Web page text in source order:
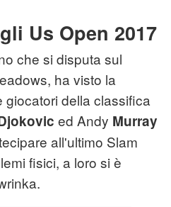
Us Open 2017
che si disputa sul
ha visto la
della classifica
ed Andy Murray
all'ultimo Slam
fisici, a loro si è